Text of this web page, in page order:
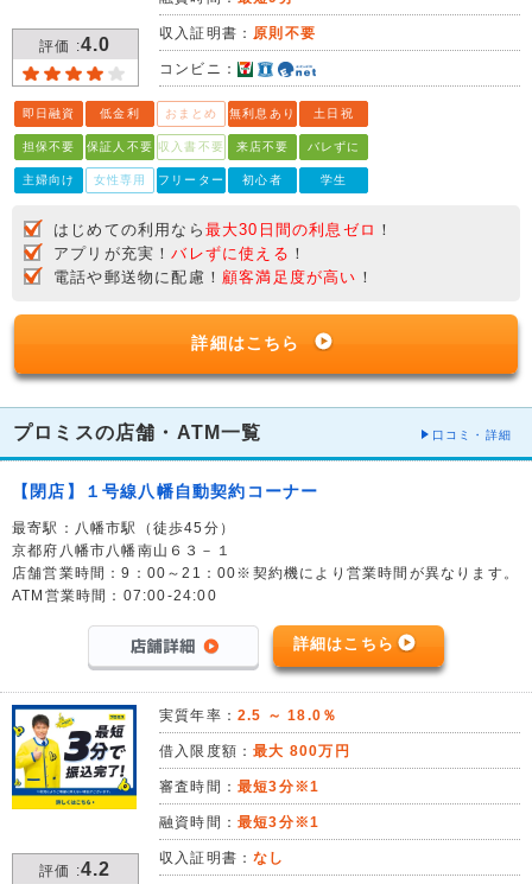
評価 :4.0
収入証明書： 原則不要
コンビニ：
即日融資 低金利 おまとめ 無利息あり 土日祝
担保不要 保証人不要 収入書不要 来店不要 バレずに
主婦向け 女性専用 フリーター 初心者 学生
はじめての利用なら 最大30日間の利息ゼロ ！
アプリが充実！バレずに使える ！
電話や郵送物に配慮！ 顧客満足度が高い ！
詳細はこちら
プロミスの店舗・ATM一覧 口コミ・詳細
【閉店】１号線八幡自動契約コーナー
最寄駅：八幡市駅（徒歩45分）
京都府八幡市八幡南山６３－１
店舗営業時間：9：00～21：00※契約機により営業時間が異なります。
ATM営業時間：07:00-24:00
詳細はこちら
評価 :4.2
実質年率： 2.5 ～ 18.0％
借入限度額：最大 800万円
審査時間： 最短3分※1
融資時間： 最短3分※1
収入証明書：なし